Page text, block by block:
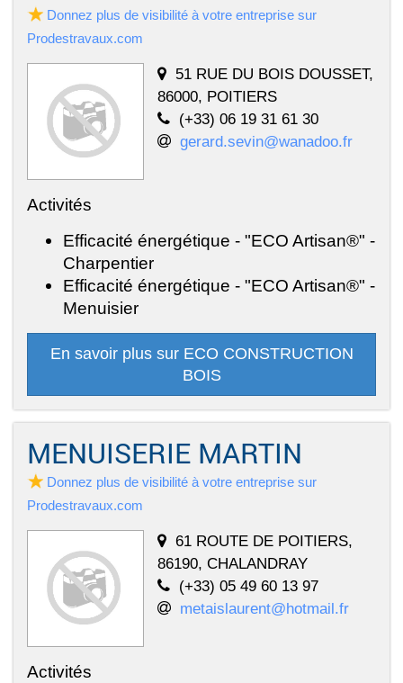
Donnez plus de visibilité à votre entreprise sur
Prodestravaux.com
51 RUE DU BOIS DOUSSET,
86000, POITIERS
(+33) 06 19 31 61 30
gerard.sevin@wanadoo.fr
Activités
Efficacité énergétique - "ECO Artisan®" -
Charpentier
Efficacité énergétique - "ECO Artisan®" -
Menuisier
En savoir plus sur ECO CONSTRUCTION
BOIS
MENUISERIE MARTIN
Donnez plus de visibilité à votre entreprise sur
Prodestravaux.com
61 ROUTE DE POITIERS,
86190, CHALANDRAY
(+33) 05 49 60 13 97
metaislaurent@hotmail.fr
Activités